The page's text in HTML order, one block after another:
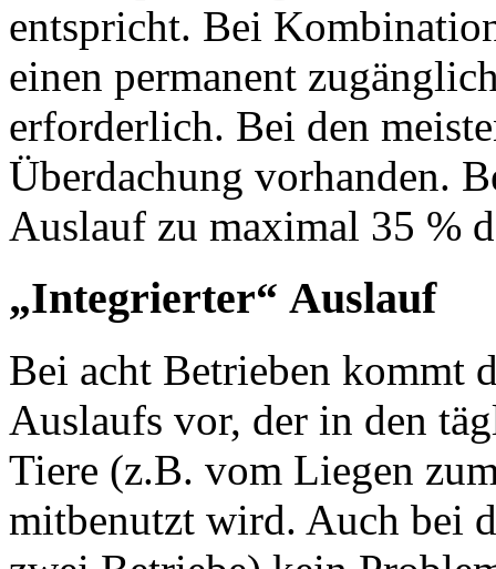
entspricht. Bei
einen permanent
erforderlich. Bei den
Überdachung vorhanden.
Auslauf zu maximal 35 %
„Integrierter“ Auslauf
Bei acht Betrieben kommt
Auslaufs vor, der in den
Tiere (z.B. vom Liegen
mitbenutzt wird. Auch bei